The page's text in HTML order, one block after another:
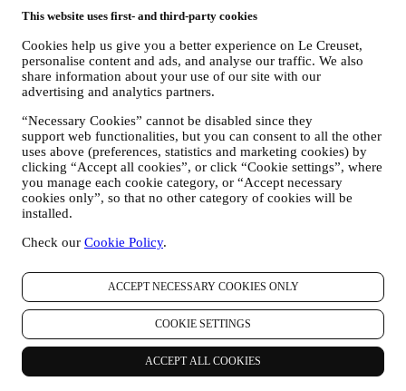
This website uses first- and third-party cookies
Cookies help us give you a better experience on Le Creuset,
personalise content and ads, and analyse our traffic. We also
share information about your use of our site with our
advertising and analytics partners.
“Necessary Cookies” cannot be disabled since they
support web functionalities, but you can consent to all the other
uses above (preferences, statistics and marketing cookies) by
clicking “Accept all cookies”, or click “Cookie settings”, where
you manage each cookie category, or “Accept necessary
cookies only”, so that no other category of cookies will be
installed.
Check our Cookie Policy.
ACCEPT NECESSARY COOKIES ONLY
COOKIE SETTINGS
ACCEPT ALL COOKIES
communication de suivi ne sera envoyée.
POUR VOUS INFORMER À PROPOS DES
NOUVELLES ET OFFRES CONCERNANT LES
PRODUITS LE CREUSET
Si vous nous avez donné votre autorisation dans ce sens (par
moment de créer un compte sur le Site web), nous vous ferons
parvenir des communications de marketing personnalisées et
des nouvelles concernant les initiatives lancées par Le Creuset
et promues par les filiales de son groupe, ou par ses affiliés et
partenaires locaux, ceci en fonction de vos préférences. Nous
vous contacterons par e-mail, par SMS ou par les réseaux
sociaux, mais aussi en utilisant des moyens automatisés. De
telles communications seront liées aux produits Le Creuset,
aux ouvertures de nouveaux magasins, aux événements
exclusifs, concours, enquêtes et démonstrations organisés par
Le Creuset ou à des offres spéciales qui pourraient vous
intéresser. Ces communications pourront être sélectionnées ou
rédigées spécialement à votre intention, sur base de données
l’historique de vos achats ou vos préférences en ce qui
concerne nos produits. Nous utiliserons ces données pour